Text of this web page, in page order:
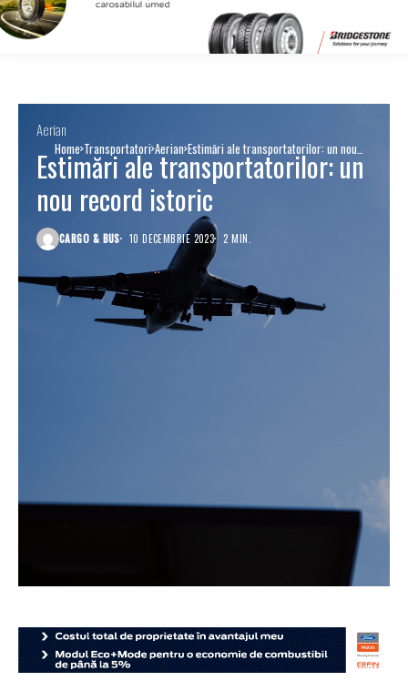
Home Transportatori Aerian Estimări ale transportatorilor: un nou
record istoric
Aerian
Estimări ale transportatorilor: un
nou record istoric
CARGO & BUS 10 DECEMBRIE 2023 2 MIN.